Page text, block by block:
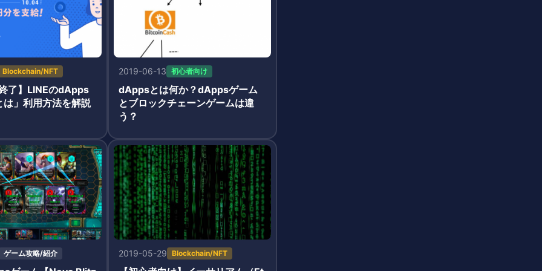
Blockchain/NFT
了】LINEのdApps
」利用方法を解説
2019-06-13 初心者向け
dAppsとは何か？dAppsゲーム
とブロックチェーンゲームは違
う？
ゲーム攻略/紹介 2019-05-29 Blockchain/NFT